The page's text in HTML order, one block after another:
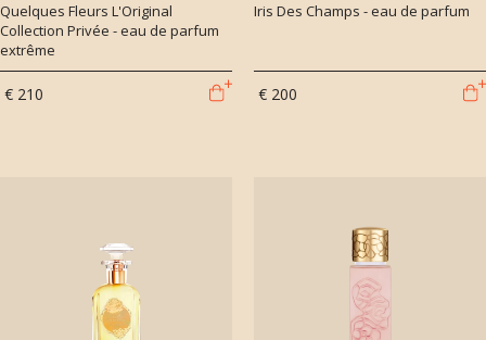
Quelques Fleurs L'Original
Collection Privée - eau de parfum
extrême
€ 210
Iris Des Champs - eau de parfum
€ 200